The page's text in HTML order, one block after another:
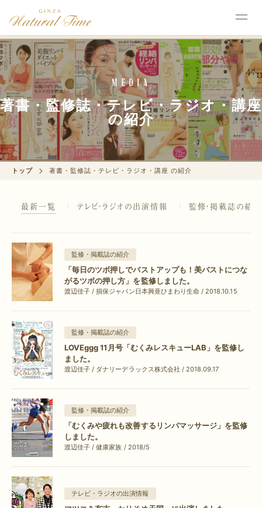
Media
著書・監修誌・テレビ・ラジオ・講座
の紹介
トップ 著書・監修誌・テレビ・ラジオ・講座 の紹介
最新一覧 テレビ・ラジオの出演情報 監修・掲載誌の紹介
監修・掲載誌の紹介
「毎日のツボ押しでバストアップも！美バストにつな
がるツボの押し方」を監修しました。
渡辺佳子 / 損保ジャパン日本興亜ひまわり生命 / 2018.10.15
監修・掲載誌の紹介
LOVEggg 11月号「むくみレスキューLAB」を監修し
ました。
渡辺佳子 / ダナリーデラックス株式会社 / 2018.09.17
監修・掲載誌の紹介
「むくみや疲れも改善するリンパマッサージ」を監修
しました。
渡辺佳子 / 健康家族 / 2018/5
テレビ・ラジオの出演情報